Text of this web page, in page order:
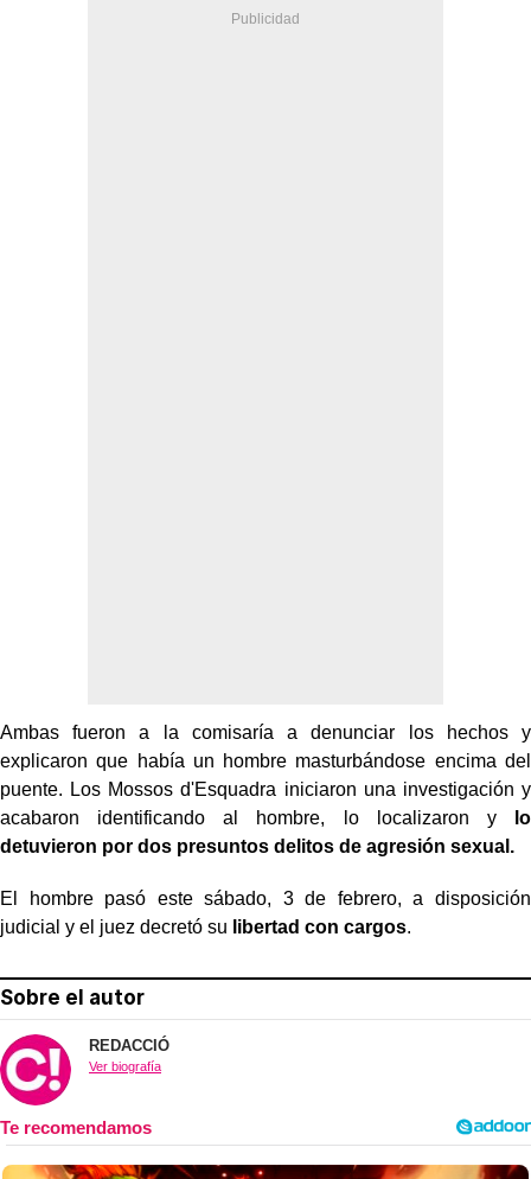
Ambas fueron a la comisaría a denunciar los hechos y
explicaron que había un hombre masturbándose encima del
puente. Los Mossos d'Esquadra iniciaron una investigación y
acabaron identificando al hombre, lo localizaron y
lo
detuvieron por dos presuntos delitos de agresión sexual.
El hombre pasó este sábado, 3 de febrero, a disposición
judicial y el juez decretó su libertad con cargos.
Sobre el autor
REDACCIÓ
Ver biografía